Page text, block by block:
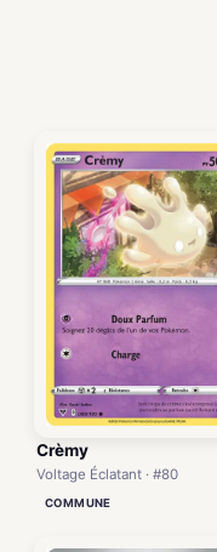
Crèmy
Voltage Éclatant · #80
COMMUNE